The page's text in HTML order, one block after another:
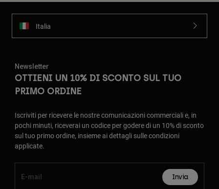
Italia
Newsletter
OTTIENI UN 10% DI SCONTO SUL TUO
PRIMO ORDINE
Iscriviti per ricevere le nostre comunicazioni commerciali e, in
pochi minuti, riceverai un codice per godere di un 10% di sconto
sul tuo primo ordine, insieme ai dettagli sulle condizioni
applicate.
Invia